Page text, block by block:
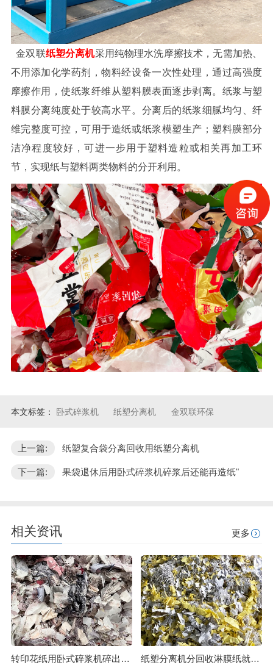
金双联纸塑分离机采用纯物理水洗摩擦技术，无需加热、
不用添加化学药剂，物料经设备一次性处理，通过高强度
摩擦作用，使纸浆纤维从塑料膜表面逐步剥离。纸浆与塑
料膜分离纯度处于较高水平。分离后的纸浆细腻均匀、纤
维完整度可控，可用于造纸或纸浆模塑生产；塑料膜部分
洁净程度较好，可进一步用于塑料造粒或相关再加工环
节，实现纸与塑料两类物料的分开利用。
本文标签： 卧式碎浆机 纸塑分离机 金双联环保
上一篇: 纸塑复合袋分离回收用纸塑分离机
下一篇: 果袋退休后用卧式碎浆机碎浆后还能再造纸"
相关资讯 更多
转印花纸用卧式碎浆机碎出细腻纸浆 纸塑分离机分回收淋膜纸就是分得开